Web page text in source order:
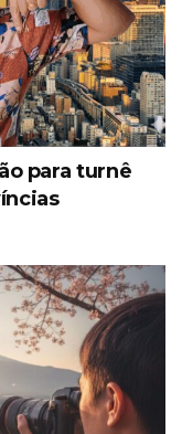
para turnê